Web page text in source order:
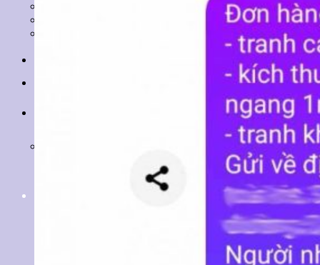
Tranh Cá Chép
Tranh Đồng Quê
Tranh Con Hổ